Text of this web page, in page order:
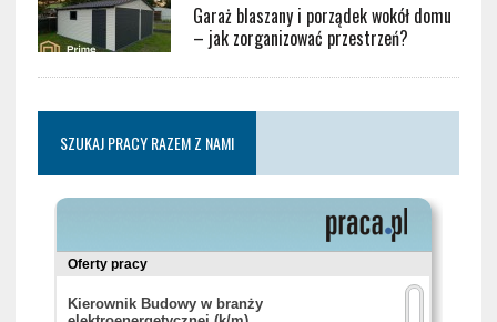
Garaż blaszany i porządek wokół domu
– jak zorganizować przestrzeń?
SZUKAJ PRACY RAZEM Z NAMI